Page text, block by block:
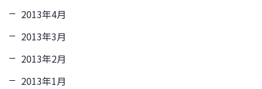
2013年4月
2013年3月
2013年2月
2013年1月